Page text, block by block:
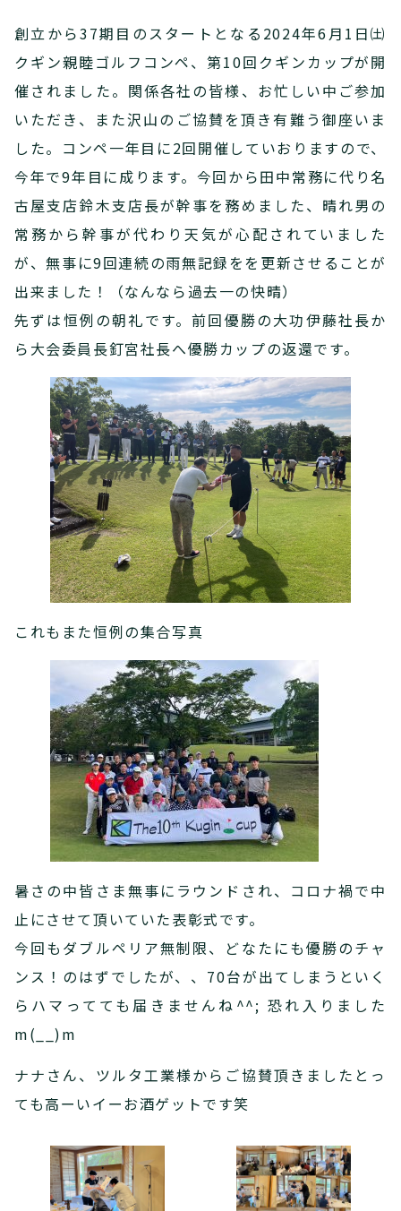
創立から37期目のスタートとなる2024年6月1日㈯
クギン親睦ゴルフコンペ、第10回クギンカップが開
催されました。関係各社の皆様、お忙しい中ご参加
いただき、また沢山のご協賛を頂き有難う御座いま
した。コンペ一年目に2回開催していおりますので、
今年で9年目に成ります。今回から田中常務に代り名
古屋支店鈴木支店長が幹事を務めました、晴れ男の
常務から幹事が代わり天気が心配されていました
が、無事に9回連続の雨無記録をを更新させることが
出来ました！（なんなら過去一の快晴）
先ずは恒例の朝礼です。前回優勝の大功伊藤社長か
ら大会委員長釘宮社長へ優勝カップの返還です。
これもまた恒例の集合写真
暑さの中皆さま無事にラウンドされ、コロナ禍で中
止にさせて頂いていた表彰式です。
今回もダブルペリア無制限、どなたにも優勝のチャ
ンス！のはずでしたが、、70台が出てしまうといく
らハマってても届きませんね^^; 恐れ入りました
m(__)m
ナナさん、ツルタ工業様からご協賛頂きましたとっ
ても高ーいイーお酒ゲットです笑